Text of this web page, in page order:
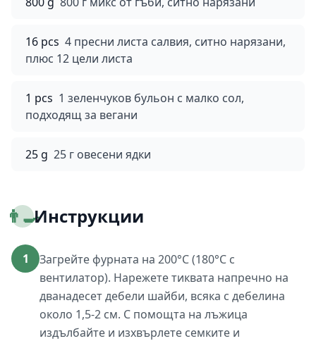
16 pcs 4 пресни листа салвия, ситно нарязани,
плюс 12 цели листа
1 pcs 1 зеленчуков бульон с малко сол,
подходящ за вегани
25 g 25 г овесени ядки
👨‍🍳Инструкции
1
Загрейте фурната на 200°C (180°C с
вентилатор). Нарежете тиквата напречно на
дванадесет дебели шайби, всяка с дебелина
около 1,5-2 см. С помощта на лъжица
издълбайте и изхвърлете семките и